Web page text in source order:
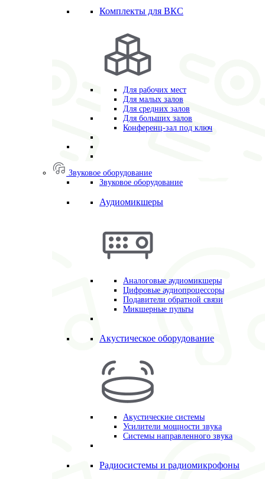
Комплекты для ВКС
Для рабочих мест
Для малых залов
Для средних залов
Для больших залов
Конференц-зал под ключ
Звуковое оборудование
Звуковое оборудование
Аудиомикшеры
Аналоговые аудиомикшеры
Цифровые аудиопроцессоры
Подавители обратной связи
Микшерные пульты
Акустическое оборудование
Акустические системы
Усилители мощности звука
Системы направленного звука
Радиосистемы и радиомикрофоны